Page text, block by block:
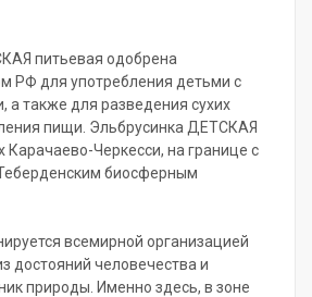
питьевая одобрена
РФ для употребления детьми с
а также для разведения сухих
пищи. Эльбрусинка ДЕТСКАЯ
Карачаево-Черкесси, на границе с
биосферным
всемирной организацией
достояний человечества и
природы. Именно здесь, в зоне